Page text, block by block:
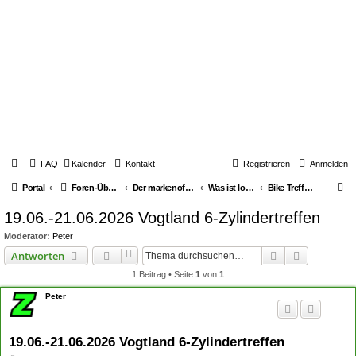
FAQ Kalender Kontakt Anmelden
Registrieren
Portal Foren-Übersicht Der markenoffene Z-Stammtisch für Youngtimerbiker Was ist los / What's going on Bike Treffen Rallys & Events & Berichte
19.06.-21.06.2026 Vogtland 6-Zylindertreffen
Moderator: Peter
Antworten Suche
1 Beitrag • Seite 1 von 1
Peter
19.06.-21.06.2026 Vogtland 6-Zylindertreffen